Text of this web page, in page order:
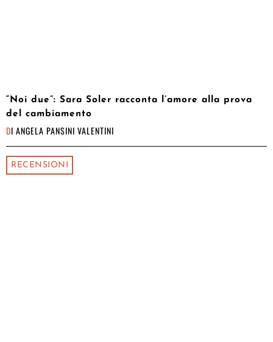
“Noi due”: Sara Soler racconta l’amore alla prova
del cambiamento
DI ANGELA PANSINI VALENTINI
RECENSIONI